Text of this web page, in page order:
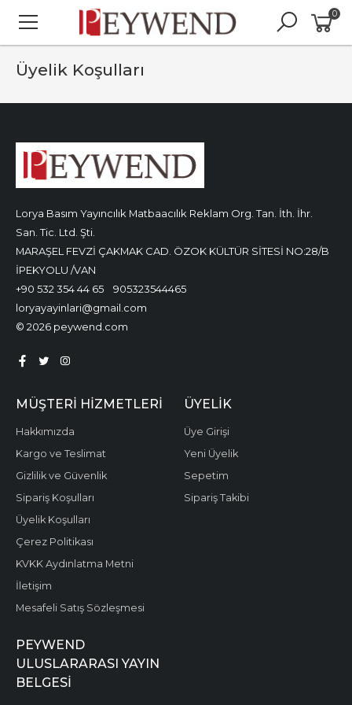
0
Üyelik Koşulları
Lorya Basım Yayıncılık Matbaacılık Reklam Org. Tan. İth. İhr.
San. Tic. Ltd. Şti.
MARAŞEL FEVZİ ÇAKMAK CAD. ÖZOK KÜLTÜR SİTESİ NO:28/B
İPEKYOLU /VAN
+90 532 354 44 65
905323544465
loryayayinlari@gmail.com
© 2026 peywend.com
MÜŞTERI HIZMETLERI
Hakkımızda
Kargo ve Teslimat
Gizlilik ve Güvenlik
Sipariş Koşulları
Üyelik Koşulları
Çerez Politikası
KVKK Aydınlatma Metni
İletişim
Mesafeli Satış Sözleşmesi
ÜYELIK
Üye Girişi
Yeni Üyelik
Sepetim
Sipariş Takibi
PEYWEND
ULUSLARARASI YAYIN
BELGESİ